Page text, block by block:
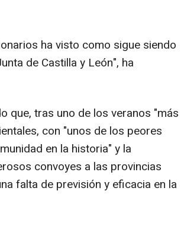
ha visto como sigue siendo
de Castilla y León", ha
que, tras uno de los veranos "más
con "unos de los peores
en la historia" y la
convoyes a las provincias
falta de previsión y eficacia en la